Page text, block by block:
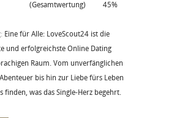
(Gesamtwertung)
45%
Eine für Alle: LoveScout24 ist die
und erfolgreichste Online Dating
Raum. Vom unverfänglichen
bis hin zur Liebe fürs Leben
finden, was das Single-Herz begehrt.